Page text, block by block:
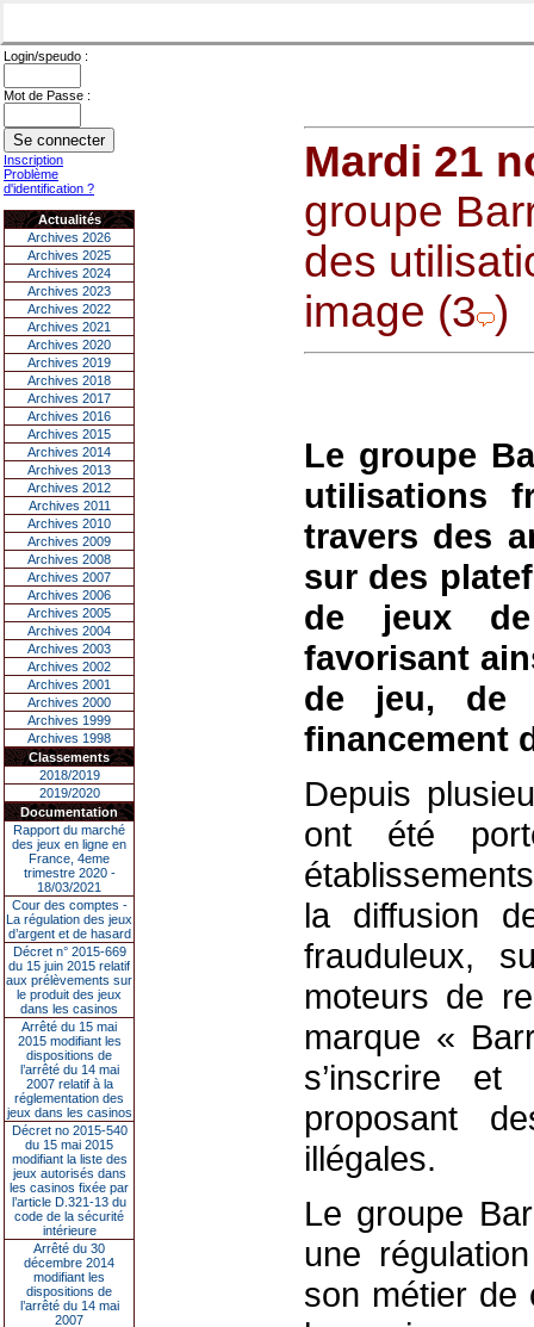
Login/speudo :
Mot de Passe :
Inscription
Problème
d'identification ?
Actualités
Archives 2026
Archives 2025
Archives 2024
Archives 2023
Archives 2022
Archives 2021
Archives 2020
Archives 2019
Archives 2018
Archives 2017
Archives 2016
Archives 2015
Archives 2014
Archives 2013
Archives 2012
Archives 2011
Archives 2010
Archives 2009
Archives 2008
Archives 2007
Archives 2006
Archives 2005
Archives 2004
Archives 2003
Archives 2002
Archives 2001
Archives 2000
Archives 1999
Archives 1998
Classements
2018/2019
2019/2020
Documentation
Rapport du marché
des jeux en ligne en
France, 4eme
trimestre 2020 -
18/03/2021
Cour des comptes -
La régulation des jeux
d’argent et de hasard
Décret n° 2015-669
du 15 juin 2015 relatif
aux prélèvements sur
le produit des jeux
dans les casinos
Arrêté du 15 mai
2015 modifiant les
dispositions de
l’arrêté du 14 mai
2007 relatif à la
réglementation des
jeux dans les casinos
Décret no 2015-540
du 15 mai 2015
modifiant la liste des
jeux autorisés dans
les casinos fixée par
l’article D.321-13 du
code de la sécurité
intérieure
Arrêté du 30
décembre 2014
modifiant les
dispositions de
l’arrêté du 14 mai
2007
Mardi 21
groupe
des
image (3 )
Le groupe
utilisations
travers des
sur des
de jeux
favorisant
de jeu, de
financement
Depuis
ont été
la diffusion
frauduleux,
moteurs de
marque «
s’inscrire
proposant
illégales.
Le groupe
une
son métier de